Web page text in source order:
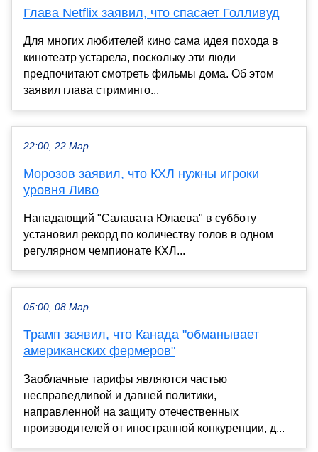
Глава Netflix заявил, что спасает Голливуд
Для многих любителей кино сама идея похода в
кинотеатр устарела, поскольку эти люди
предпочитают смотреть фильмы дома. Об этом
заявил глава стриминго...
22:00, 22 Мар
Морозов заявил, что КХЛ нужны игроки
уровня Ливо
Нападающий "Салавата Юлаева" в субботу
установил рекорд по количеству голов в одном
регулярном чемпионате КХЛ...
05:00, 08 Мар
Трамп заявил, что Канада "обманывает
американских фермеров"
Заоблачные тарифы являются частью
несправедливой и давней политики,
направленной на защиту отечественных
производителей от иностранной конкуренции, д...